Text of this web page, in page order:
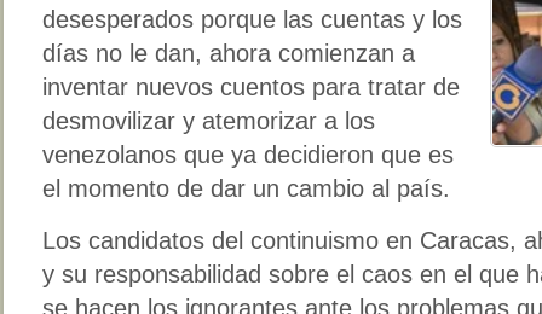
desesperados porque las cuentas y los
días no le dan, ahora comienzan a
inventar nuevos cuentos para tratar de
desmovilizar y atemorizar a los
venezolanos que ya decidieron que es
el momento de dar un cambio al país.
Los candidatos del continuismo en Caracas,
y su responsabilidad sobre el caos en el que
se hacen los ignorantes ante los problemas